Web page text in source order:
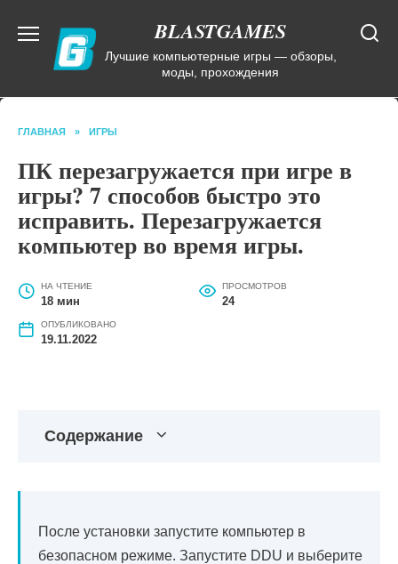
содержанию
BLASTGAMES
Лучшие компьютерные игры — обзоры,
моды, прохождения
ГЛАВНАЯ » ИГРЫ
ПК перезагружается при игре в
игры? 7 способов быстро это
исправить. Перезагружается
компьютер во время игры.
НА ЧТЕНИЕ
18 мин
ПРОСМОТРОВ
24
ОПУБЛИКОВАНО
19.11.2022
Содержание
После установки запустите компьютер в
безопасном режиме. Запустите DDU и выберите